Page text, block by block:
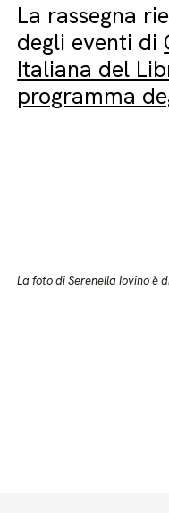
La rassegna
degli eventi di
Italiana del
programma
La foto di Serenella Iovino è